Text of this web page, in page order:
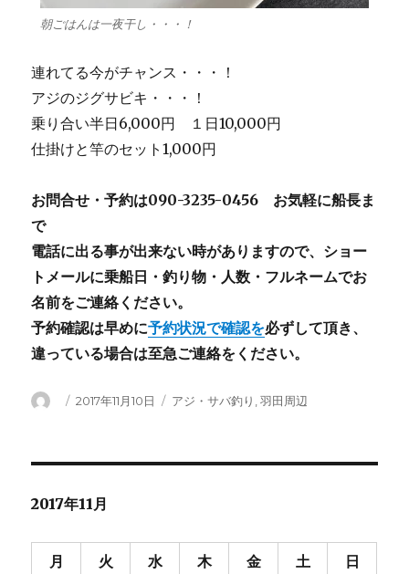
朝ごはんは一夜干し・・・！
連れてる今がチャンス・・・！
アジのジグサビキ・・・！
乗り合い半日6,000円 １日10,000円
仕掛けと竿のセット1,000円
お問合せ・予約は090-3235-0456 お気軽に船長ま
で
電話に出る事が出来ない時がありますので、ショー
トメールに乗船日・釣り物・人数・フルネームでお
名前をご連絡ください。
予約確認は早めに予約状況で確認を必ずして頂き、
違っている場合は至急ご連絡をください。
投 投
2017年11月10日
カ
アジ・サバ釣り ,羽田周辺
2017年11月
月 火 水 木 金 土 日